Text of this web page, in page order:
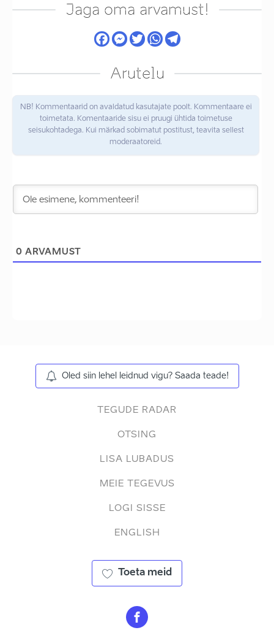
Jaga oma arvamust!
Arutelu
NB! Kommentaarid on avaldatud kasutajate poolt. Kommentaare ei
toimetata. Komentaaride sisu ei pruugi ühtida toimetuse
seisukohtadega. Kui märkad sobimatut postitust, teavita sellest
moderaatoreid.
0 ARVAMUST
Oled siin lehel leidnud vigu? Saada teade!
TEGUDE RADAR
OTSING
LISA LUBADUS
MEIE TEGEVUS
LOGI SISSE
ENGLISH
Toeta meid